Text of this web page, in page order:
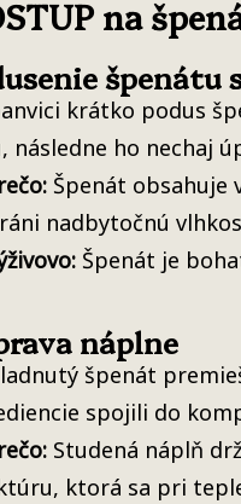
na
špenátu
krátko podus
následne ho nechaj
Špenát obsahuje
nadbytočnú
Špenát je
náplne
špenát
spojili do
Studená náplň
ktorá sa pri